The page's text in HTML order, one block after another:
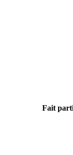
Fait